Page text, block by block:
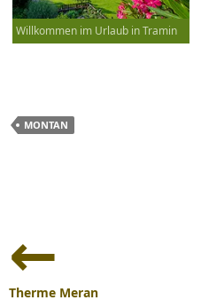
Willkommen im Urlaub in Tramin
MONTAN
Navigation
Therme Meran